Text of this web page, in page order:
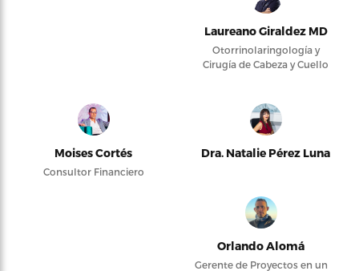
Laureano Giraldez MD
Otorrinolaringología y
Cirugía de Cabeza y Cuello
Moises Cortés
Consultor Financiero
Dra. Natalie Pérez Luna
Orlando Alomá
Gerente de Proyectos en un